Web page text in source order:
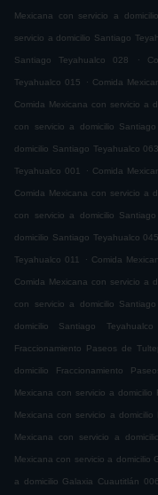
Mexicana con servicio a
servicio a domicilio Santiago
Santiago Teyahualco 028 .
Teyahualco 015 . Comida
Comida Mexicana con servicio a
con servicio a domicilio
domicilio Santiago Teyahualco 063
Teyahualco 001 . Comida
Comida Mexicana con servicio a
con servicio a domicilio
domicilio Santiago Teyahualco 045
Teyahualco 011 . Comida
Comida Mexicana con servicio a
con servicio a domicilio
domicilio Santiago Teyahualco
Fraccionamiento Paseos de
domicilio Fraccionamiento
Mexicana con servicio a
Mexicana con servicio a
Mexicana con servicio a
Mexicana con servicio a domicilio
a domicilio Galaxia Cuautitlán 006